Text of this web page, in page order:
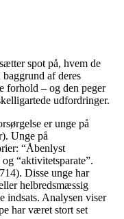
spot på, hvem de
af deres
forhold – og den peger
udfordringer.
er unge på
Unge på
“Åbenlyst
og “aktivitetsparate”.
Disse unge har
helbredsmæssig
indsats. Analysen viser
har været stort set